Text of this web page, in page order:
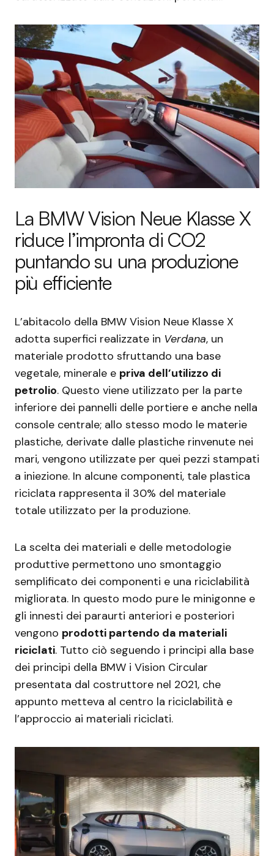
La BMW Vision Neue Klasse X
riduce l’impronta di CO2
puntando su una produzione
più efficiente
L’abitacolo della BMW Vision Neue Klasse X
adotta superfici realizzate in Verdana, un
materiale prodotto sfruttando una base
vegetale, minerale e priva dell’utilizzo di
petrolio. Questo viene utilizzato per la parte
inferiore dei pannelli delle portiere e anche nella
console centrale; allo stesso modo le materie
plastiche, derivate dalle plastiche rinvenute nei
mari, vengono utilizzate per quei pezzi stampati
a iniezione. In alcune componenti, tale plastica
riciclata rappresenta il 30% del materiale
totale utilizzato per la produzione.
La scelta dei materiali e delle metodologie
produttive permettono uno smontaggio
semplificato dei componenti e una riciclabilità
migliorata. In questo modo pure le minigonne e
gli innesti dei paraurti anteriori e posteriori
vengono prodotti partendo da materiali
riciclati. Tutto ciò seguendo i principi alla base
dei principi della BMW i Vision Circular
presentata dal costruttore nel 2021, che
appunto metteva al centro la riciclabilità e
l’approccio ai materiali riciclati.